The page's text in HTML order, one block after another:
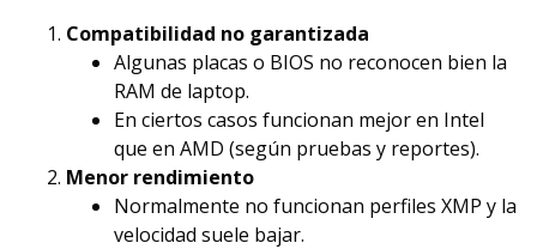
Compatibilidad no garantizada
Algunas placas o BIOS no reconocen bien la
RAM de laptop.
En ciertos casos funcionan mejor en Intel
que en AMD (según pruebas y reportes).
Menor rendimiento
Normalmente no funcionan perfiles XMP y la
velocidad suele bajar.